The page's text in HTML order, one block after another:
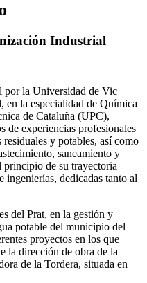
Industrial
por la Universidad de Vic
la especialidad de Química
de Cataluña (UPC),
experiencias profesionales
y potables, así como
saneamiento y
principio de su trayectoria
ingenierías, dedicadas tanto al
del Prat, en la gestión y
potable del municipio del
proyectos en los que
la dirección de obra de la
de la Tordera, situada en